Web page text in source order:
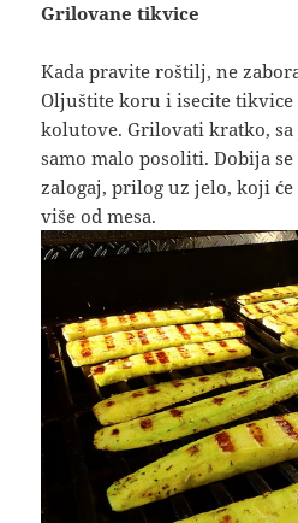
Grilovane tikvice
Kada pravite roštilj, ne
Oljuštite koru i isecite
kolutove. Grilovati kratko,
samo malo posoliti. Dobija
zalogaj, prilog uz jelo, koji će
više od mesa.